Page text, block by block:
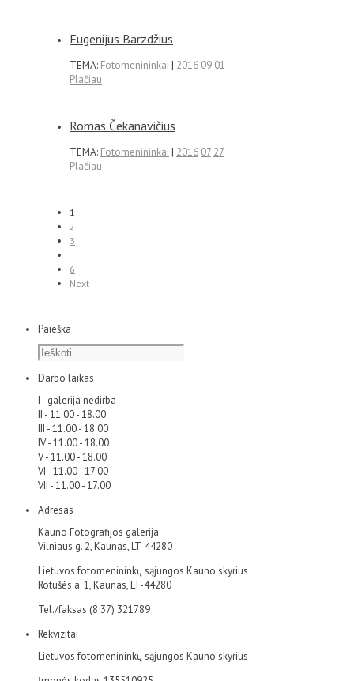
Eugenijus Barzdžius
TEMA: Fotomenininkai | 2016 09 01
Plačiau
Romas Čekanavičius
TEMA: Fotomenininkai | 2016 07 27
Plačiau
1
2
3
6
Next
Paieška
Darbo laikas
I - galerija nedirba
II - 11.00 - 18.00
III - 11.00 - 18.00
IV - 11.00 - 18.00
V - 11.00 - 18.00
VI - 11.00 - 17.00
VII - 11.00 - 17.00
Adresas
Kauno Fotografijos galerija
Vilniaus g. 2, Kaunas, LT-44280
Lietuvos fotomenininkų sąjungos Kauno skyrius
Rotušės a. 1, Kaunas, LT-44280
Tel./faksas (8 37) 321789
Rekvizitai
Lietuvos fotomenininkų sąjungos Kauno skyrius